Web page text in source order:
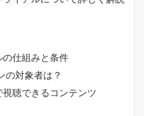
の仕組みと条件
の対象者は？
視聴できるコンテンツ